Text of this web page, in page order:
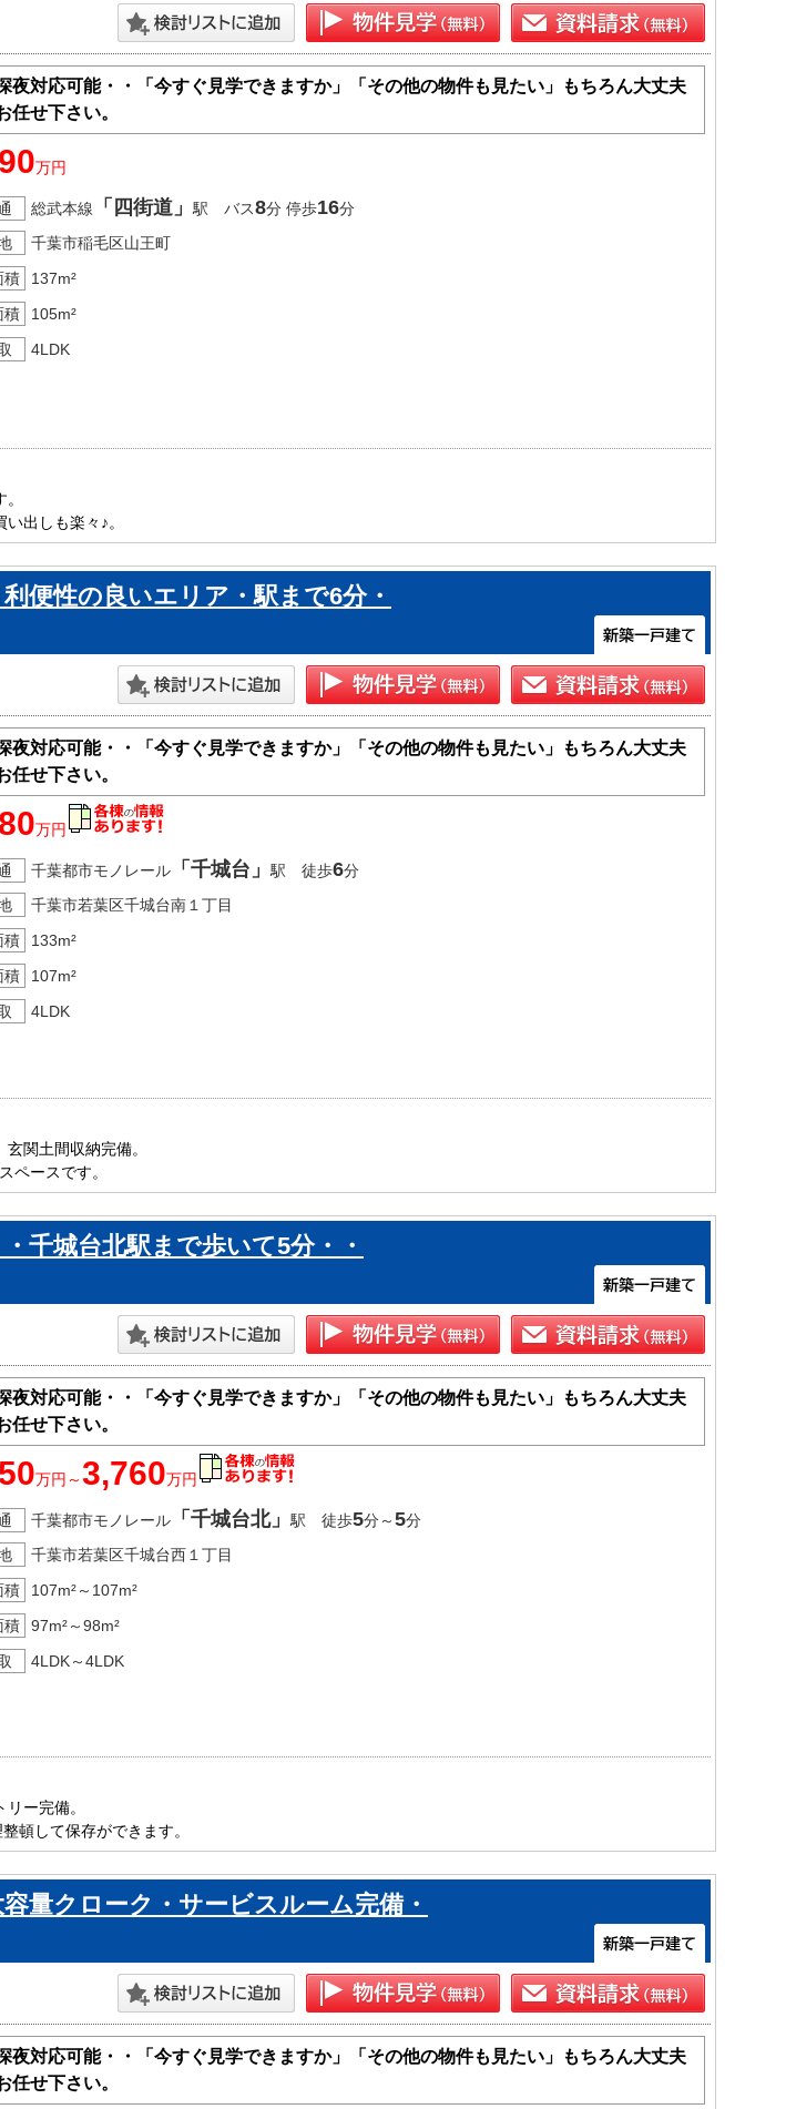
夜対応可能・・「今すぐ見学できますか」「その他の物件も見たい」もちろん大丈夫
任せ下さい。
万円
総武本線 「四街道」駅 バス8分 停歩16分
千葉市稲毛区山王町
積
137m²
積
105m²
4LDK
出しも楽々♪。
の方はお気軽にお問い合わせ下さい。
便性の良いエリア・駅まで6分・
夜対応可能・・「今すぐ見学できますか」「その他の物件も見たい」もちろん大丈夫
任せ下さい。
万円
千葉都市モノレール 「千城台」駅 徒歩6分
千葉市若葉区千城台南１丁目
積
133m²
積
107m²
4LDK
関土間収納完備。
ペースです。
ニー付き。
はお気軽にお問い合わせ下さい。
千城台北駅まで歩いて5分・・
夜対応可能・・「今すぐ見学できますか」「その他の物件も見たい」もちろん大丈夫
任せ下さい。
万円～3,760万円
千葉都市モノレール 「千城台北」駅 徒歩5分～5分
千葉市若葉区千城台西１丁目
積
107m²～107m²
積
97m²～98m²
4LDK～4LDK
ー完備。
頓して保存ができます。
南向きバルコニーも付いています。
はお気軽にお問い合わせ下さい。
量クローク・サービスルーム完備・
夜対応可能・・「今すぐ見学できますか」「その他の物件も見たい」もちろん大丈夫
任せ下さい。